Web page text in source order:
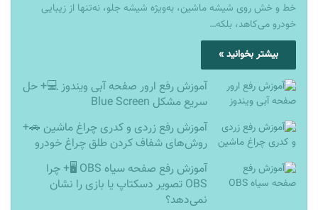
خط و خش روی شیشه ماشین، به‌ویژه شیشه جلو، نه‌تنها از زیبایی
خودرو می‌کاهد، بلکه…
بیشتر بخوانید »
آموزش رفع ارور صفحه آبی ویندوز 💻+ حل
سریع مشکل Blue Screen
آموزش رفع زردی و کدری چراغ ماشین 🚗+
روش‌های شفاف کردن طلق چراغ خودرو
آموزش رفع صفحه سیاه OBS 🖥️+ چرا
OBS تصویر دسکتاپ یا بازی را نشان
نمی‌دهد؟